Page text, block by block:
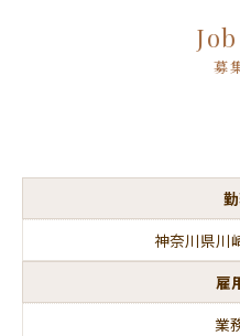
募
神奈川県川
雇
業